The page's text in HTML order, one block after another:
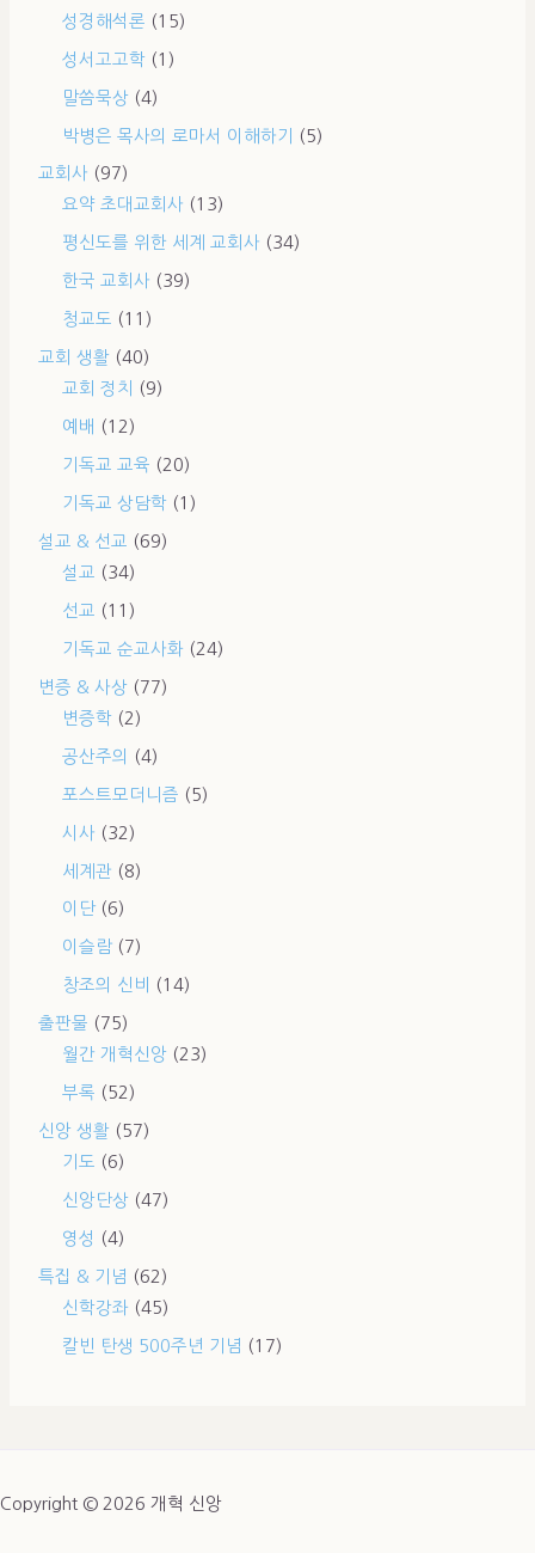
성경해석론 (15)
성서고고학 (1)
말씀묵상 (4)
박병은 목사의 로마서 이해하기 (5)
교회사 (97)
요약 초대교회사 (13)
평신도를 위한 세계 교회사 (34)
한국 교회사 (39)
청교도 (11)
교회 생활 (40)
교회 정치
(9)
예배 (12)
기독교 교육 (20)
기독교 상담학 (1)
설교 & 선교 (69)
설교 (34)
선교 (11)
기독교 순교사화 (24)
변증 & 사상 (77)
변증학 (2)
공산주의 (4)
포스트모더니즘 (5)
시사 (32)
세계관 (8)
이단 (6)
이슬람 (7)
창조의 신비 (14)
출판물 (75)
월간 개혁신앙 (23)
부록 (52)
신앙 생활 (57)
기도 (6)
신앙단상 (47)
영성 (4)
특집 & 기념 (62)
신학강좌 (45)
칼빈 탄생 500주년 기념 (17)
Copyright © 2026 개혁 신앙